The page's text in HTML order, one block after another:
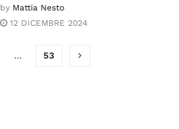
by Mattia Nesto
12 DICEMBRE 2024
… 53